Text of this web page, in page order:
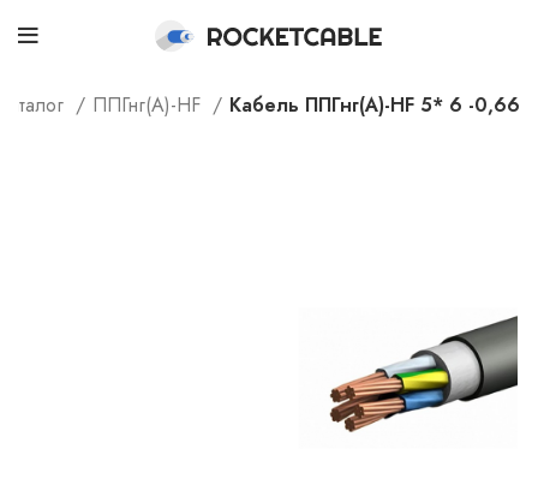
Каталог ППГнг(А)-HF Кабель ППГнг(А)-HF 5* 6 -0,66